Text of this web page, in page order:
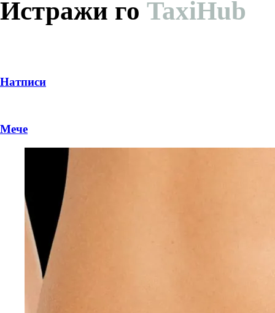
Истражи го TaxiHub
Натписи
Мече